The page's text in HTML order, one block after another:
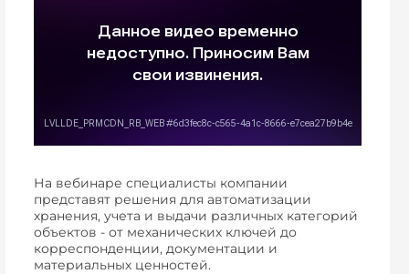
На вебинаре специалисты компании
представят решения для автоматизации
хранения, учета и выдачи различных категорий
объектов - от механических ключей до
корреспонденции, документации и
материальных ценностей.